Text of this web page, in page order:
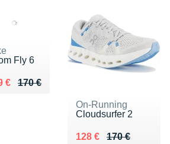
Fly 6
170 €
de 170 €
€ 119 €
On-Running
Cloudsurfer 2
170 €
Au lieu de 170 €
128 €
Vendu 128 €